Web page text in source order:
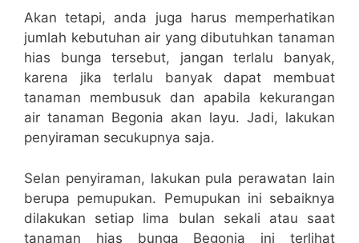
Akan tetapi, anda juga harus memperhatikan
jumlah kebutuhan air yang dibutuhkan tanaman
hias bunga tersebut, jangan terlalu banyak,
karena jika terlalu banyak dapat membuat
tanaman membusuk dan apabila kekurangan
air tanaman Begonia akan layu. Jadi, lakukan
penyiraman secukupnya saja.
Selan penyiraman, lakukan pula perawatan lain
berupa pemupukan. Pemupukan ini sebaiknya
dilakukan setiap lima bulan sekali atau saat
tanaman hias bunga Begonia ini terlihat